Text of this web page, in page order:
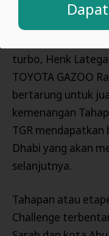
Seandainya tidak
turbo, Henk
TOYOTA GAZOO
bertarung untuk
kemenangan
TGR mendapatkan
Dhabi yang akan
selanjutnya.
Tahapan atau
Challenge